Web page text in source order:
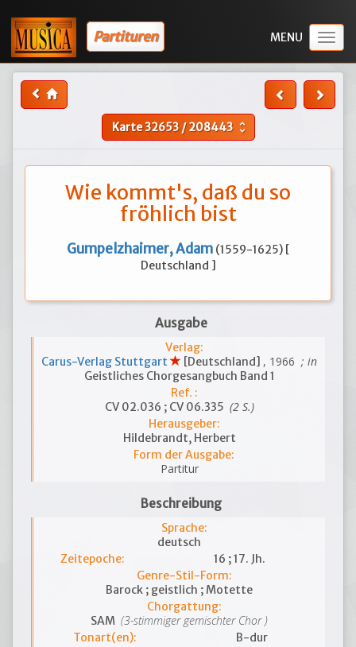
Partituren
Karte32653/208443 unfold_more
Wie kommt's, daß du so
fröhlich bist
Gumpelzhaimer, Adam (1559-1625) [
Deutschland ]
Ausgabe
Verlag:
Carus-Verlag Stuttgart
[Deutschland] , 1966 ; in
Geistliches Chorgesangbuch Band 1
Ref. :
CV 02.036 ; CV 06.335 (2 S.)
Herausgeber:
Hildebrandt, Herbert
Form der Ausgabe:
Partitur
Beschreibung
Sprache:
deutsch
Zeitepoche:
16 ; 17. Jh.
Genre-Stil-Form:
Barock ; geistlich ; Motette
Chorgattung:
SAM (3-stimmiger gemischter Chor )
Tonart(en):
B-dur